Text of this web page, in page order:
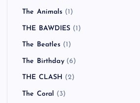
The Animals (1)
THE BAWDIES (1)
The Beatles (1)
The Birthday(6)
THE CLASH (2)
The Coral (3)